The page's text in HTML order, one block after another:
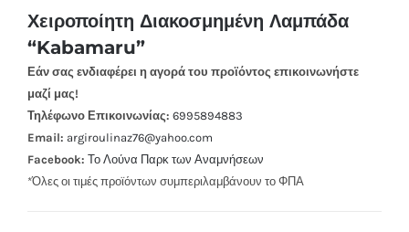
Χειροποίητη Διακοσμημένη Λαμπάδα
“Kabamaru”
Εάν σας ενδιαφέρει η αγορά του προϊόντος επικοινωνήστε
μαζί μας!
Τηλέφωνο Επικοινωνίας: 6995894883
Email: argiroulinaz76@yahoo.com
Facebook: Το Λούνα Παρκ των Αναμνήσεων
*Όλες οι τιμές προϊόντων συμπεριλαμβάνουν το ΦΠΑ